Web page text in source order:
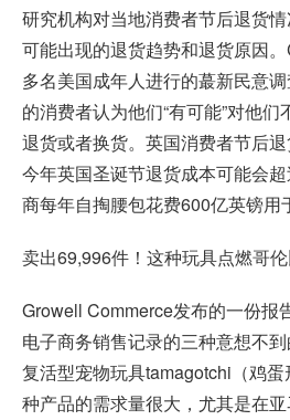
研究机构对当地消费者节后退货
可能出现的退货趋势和退货原因
多名美国成年人进行的蕞新民意
的消费者认为他们“有可能”对他
退货或者换货。英国消费者节后
今年英国圣诞节退货成本可能会
商每年自掏腰包花费600亿英镑用
卖出69,996件！这种玩具点燃哥
Growell Commerce发布的一份报
电子商务销售记录的三种意想不
复活型宠物玩具tamagotchi（鸡
种产品的需求量很大，尤其是在